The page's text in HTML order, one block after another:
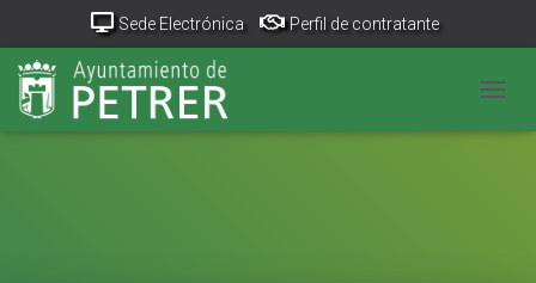
Sede Electrónica Perfil de contratante
Portal Transparencia
Canal de denuncias